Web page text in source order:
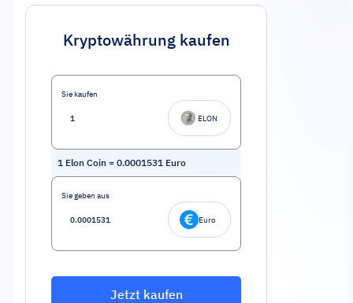
Kryptowährung kaufen
Sie kaufen
ELON
1 Elon Coin = 0.0001531 Euro
Sie geben aus
Euro
Jetzt kaufen